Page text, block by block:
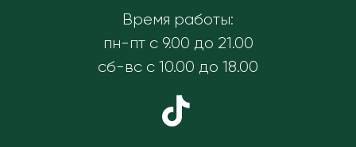
Время работы:
пн-пт с 9.00 до 21.00
сб-вс с 10.00 до 18.00